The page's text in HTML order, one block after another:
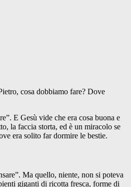
cosa dobbiamo fare? Dove
E Gesù vide che era cosa buona e
la faccia storta, ed è un miracolo se
era solito far dormire le bestie.
Ma quello, niente, non si poteva
giganti di ricotta fresca, forme di